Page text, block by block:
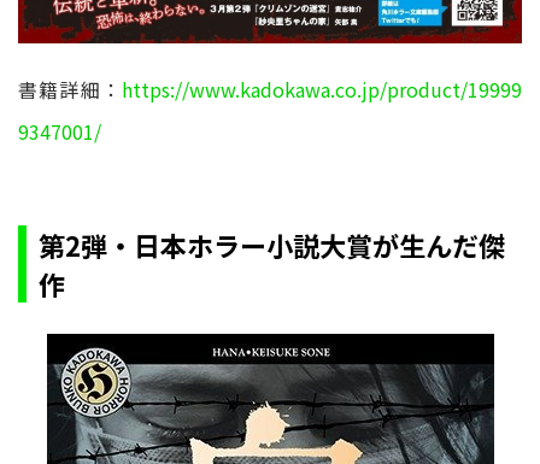
書籍詳細： https://www.kadokawa.co.jp/product/19999
9347001/
第2弾・日本ホラー小説大賞が生んだ傑
作